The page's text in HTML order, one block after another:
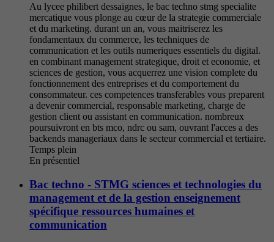
Au lycee philibert dessaignes, le bac techno stmg specialite
mercatique vous plonge au cœur de la strategie commerciale
et du marketing. durant un an, vous maitriserez les
fondamentaux du commerce, les techniques de
communication et les outils numeriques essentiels du digital.
en combinant management strategique, droit et economie, et
sciences de gestion, vous acquerrez une vision complete du
fonctionnement des entreprises et du comportement du
consommateur. ces competences transferables vous preparent
a devenir commercial, responsable marketing, charge de
gestion client ou assistant en communication. nombreux
poursuivront en bts mco, ndrc ou sam, ouvrant l'acces a des
backends manageriaux dans le secteur commercial et tertiaire.
Temps plein
En présentiel
Bac techno - STMG sciences et technologies du
management et de la gestion enseignement
spécifique ressources humaines et
communication